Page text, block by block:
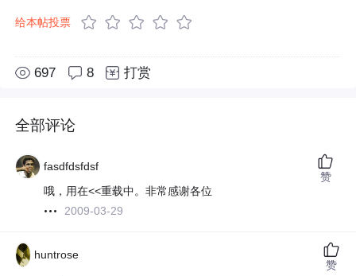
给本帖投票
697 8 打赏
全部评论
fasdfdsfdsf
哦，用在<<重载中。非常感谢各位
2009-03-29
赞
huntrose
赞